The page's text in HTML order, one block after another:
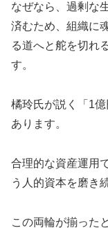
なぜなら、過剰な
済むため、組織に
る道へと舵を切れ
す。
橘玲氏が説く「1
あります。
合理的な資産運用
う人的資本を磨き
この両輪が揃った